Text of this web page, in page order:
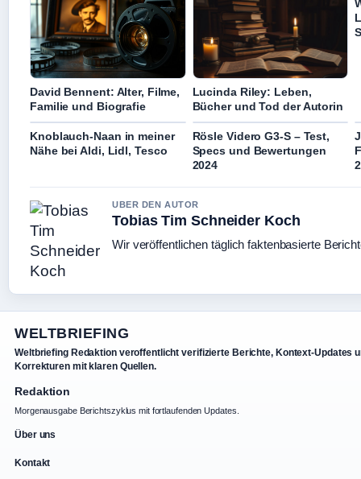
David Bennent: Alter, Filme,
Familie und Biografie
Lucinda Riley: Leben,
Bücher und Tod der Autorin
Knoblauch-Naan in meiner
Nähe bei Aldi, Lidl, Tesco
Rösle Videro G3-S – Test,
Specs und Bewertungen
2024
UBER DEN AUTOR
Tobias Tim Schneider Koch
Wir veröffentlichen täglich faktenbasierte
WELTBRIEFING
Weltbriefing Redaktion veroffentlicht verifizierte Berichte, Kontext-Updates
Korrekturen mit klaren Quellen.
Redaktion
Morgenausgabe Berichtszyklus mit fortlaufenden Updates.
Über uns
Kontakt